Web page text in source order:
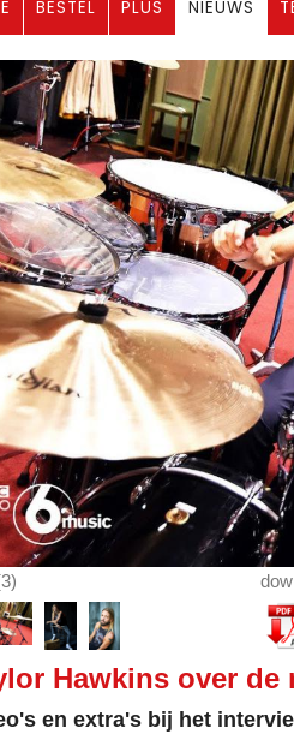
BESTEL PLUS NIEUWS
Hawkins over
en extra's bij het